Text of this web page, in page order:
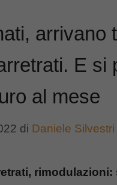
arrivano
E si
al mese
di Daniele Silvestri
rimodulazioni: